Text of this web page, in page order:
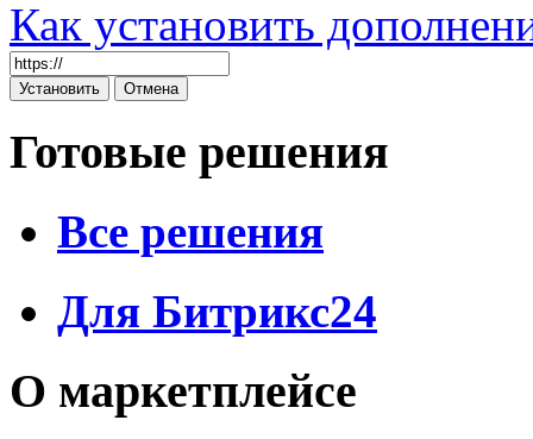
Как установить
Готовые решения
Все решения
Для Битрикс24
О маркетплейсе